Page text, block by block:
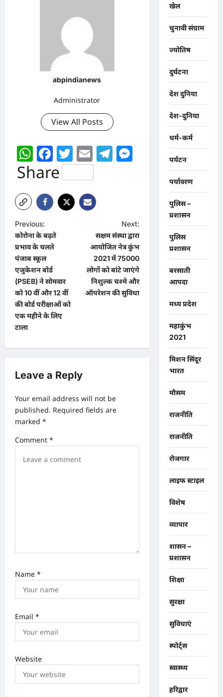
abpindianews
Administrator
View All Posts
WhatsApp
Facebook
Twitter
EmailTelegram
Messenger
Share
P
o
s
t
n
a
v
i
g
t
i
o
n
Previous:
कोरोना के बढ़ते
प्रभाव के चलते
पंजाब स्कूल
एजुकेशन बोर्ड
(PSEB) ने सोमवार
को 10 वीं और 12 वीं
की बोर्ड परीक्षाओं को
एक महीने के लिए
टाला
Next:
सक्षम संस्था द्वारा
आयोजित नेत्र कुंभ
2021 में 75000
लोगों को बांटे जाएंगे
निशुल्क चश्मे और
ऑपरेशन की सुविधा
Leave a Reply
Your email address will not be
published. Required fields are
marked *
Comment *
Name *
Email *
Website
खेल
चुनावी संग्राम
ज्योतिष
दुर्घटना
देश दुनिया
देश-दुनिया
धर्म-कर्म
पर्यटन
पर्यावरण
पुलिस –
प्रशासन
पुलिस
प्रशासन
बरसाती
आपदा
मध्य प्रदेश
महाकुंभ
2021
मिशन सिंदूर
भारत
मौसम
राजनीति
राजनीति
रोजगार
लाइफ स्टाइल
विशेष
व्यापार
शासन –
प्रशासन
शिक्षा
सुरक्षा
सुविधाएं
स्पोर्ट्स
स्वास्थ्य
हरिद्वार